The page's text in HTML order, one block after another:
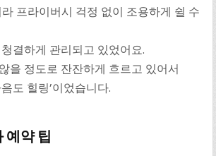
프라이버시 걱정 없이 조용하게 쉴 수
결하게 관리되고 있었어요.
을 정도로 잔잔하게 흐르고 있어서
도 힐링’이었습니다.
예약 팁